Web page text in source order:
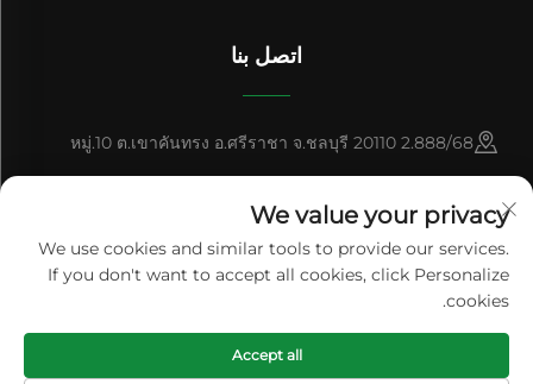
اتصل بنا
2.888/68 หมู่.10 ต.เขาคันทรง อ.ศรีราชา จ.ชลบุรี 20110
[email protected]
حقوق النشر © شركة بانان فيهو للصناعات البلاستيكية المحدودة جميع الحقوق
سياسة الخصوصية
We value your privacy
We use cookies and similar tools to provide our services.
If you don't want to accept all cookies, click Personalize
cookies.
Accept all